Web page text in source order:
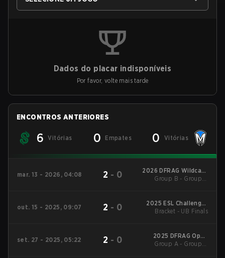
Dados do placar indisponíveis
Por favor, volte mais tarde
ENCONTROS ANTERIORES
6 Vitórias 0 Empates 0 Vitórias
mar. 13 - 2026, 04:08 2 - 0
2026 DFRAG Wildcard
LAN Season 1
Group B - Group B
out. 15 - 2025, 09:07 2 - 0
2025 ESL Challenger
League Season 50:
Bracket - UB Finals
set. 27 - 2025, 05:22 2 - 0
2025 DFRAG Open
Series #1
Group A - Group A